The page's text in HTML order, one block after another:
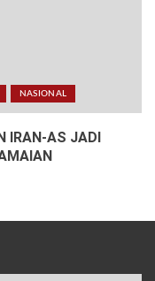
NASIONAL
IRAN-AS JADI